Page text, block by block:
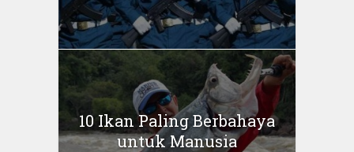
10 Ikan Paling Berbahaya
untuk Manusia